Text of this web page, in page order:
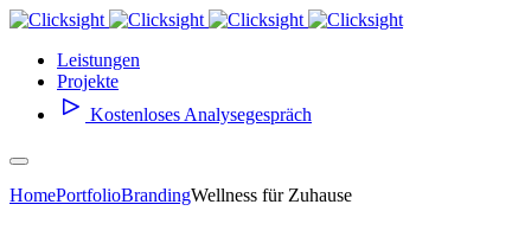
Leistungen
Projekte
Kostenloses Analysegespräch
HomePortfolioBrandingWellness für Zuhause